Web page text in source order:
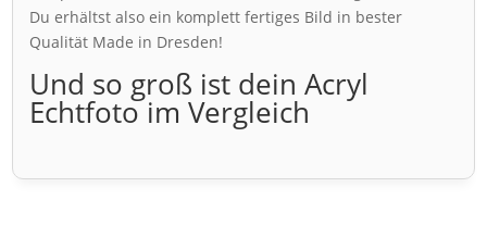
Du erhältst also ein komplett fertiges Bild in bester
Qualität Made in Dresden!
Und so groß ist dein Acryl
Echtfoto im Vergleich